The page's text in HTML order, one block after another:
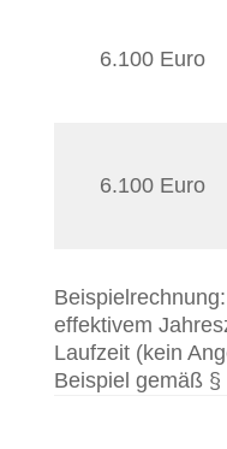
6.100 Euro
6.100 Euro
effektivem
Laufzeit (kein
Beispiel gemäß §